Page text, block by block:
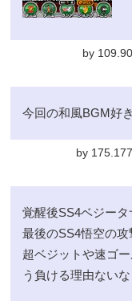
by
今回の和風BGM好き
by
覚醒後SS4ベジー
最後のSS4悟空の
超ベジットや速ゴ
う負ける理由ないな